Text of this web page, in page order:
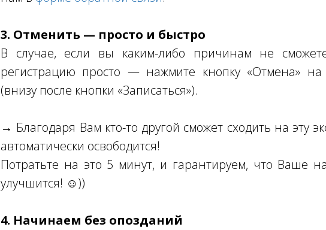
3. Отменить — просто и быстро
В случае, если вы каким-либо причинам не
регистрацию просто — нажмите кнопку «Отмена» на
(внизу после кнопки «Записаться»).
→ Благодаря Вам кто-то другой сможет сходить на эту
автоматически освободится!
Потратьте на это 5 минут, и гарантируем, что Ваше
улучшится! ☺))
4. Начинаем без опозданий